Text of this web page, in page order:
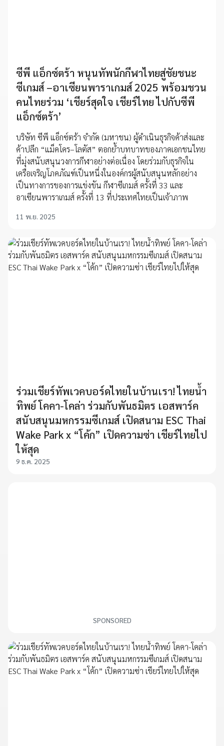
ซีพี แอ็กซ์ตร้า หนุนทัพนักกีฬาไทยสู่ชัยชนะ
ซีเกมส์ –อาเซียนพาราเกมส์ 2025 พร้อมชวน
คนไทยร่วม ‘เชียร์สุดใจ เชียร์ไทย ไปกับซีพี
แอ็กซ์ตร้า’
บริษัท ซีพี แอ็กซ์ตร้า จำกัด (มหาชน) ผู้ดำเนินธุรกิจค้าส่งและ
ค้าปลีก “แม็คโคร–โลตัส” ตอกย้ำบทบาทของภาคเอกชนไทย
ที่มุ่งสนับสนุนวงการกีฬาอย่างต่อเนื่อง โดยร่วมกับธุรกิจใน
เครือเจริญโภคภัณฑ์เป็นหนึ่งในองค์กรผู้สนับสนุนหลักอย่าง
เป็นทางการของการแข่งขัน กีฬาซีเกมส์ ครั้งที่ 33 และ
อาเซียนพาราเกมส์ ครั้งที่ 13 ที่ประเทศไทยเป็นเจ้าภาพ
11 พ.ย. 2025
ร่วมเชียร์ทัพเวคบอร์ดไทยในบ้านเรา! ไทยน้ำ
ทิพย์ โคคา-โคล่า ร่วมกับพันธมิตร เอสพาร์ค
สนับสนุนมหกรรมซีเกมส์ เปิดสนาม ESC Thai
Wake Park x “โค้ก” เปิดความซ่า เชียร์ไทยไป
ให้สุด
9 ธ.ค. 2025
SPONSORED